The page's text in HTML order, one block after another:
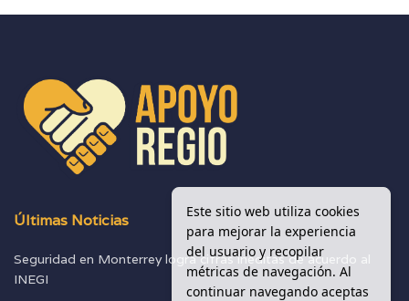
Últimas Noticias
Seguridad en Monterrey logra cifras inéditas de acuerdo al
INEGI
Este sitio web utiliza cookies
para mejorar la experiencia
del usuario y recopilar
métricas de navegación. Al
continuar navegando aceptas